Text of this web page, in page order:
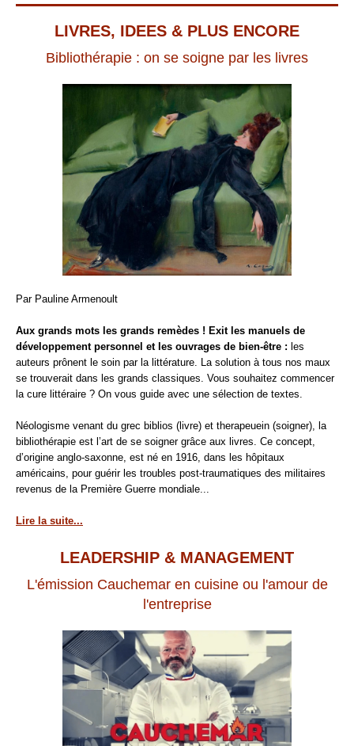
LIVRES, IDEES & PLUS ENCORE
Bibliothérapie : on se soigne par les livres
Par Pauline Armenoult
Aux grands mots les grands remèdes ! Exit les manuels de
développement personnel et les ouvrages de bien-être : les
auteurs prônent le soin par la littérature. La solution à tous nos maux
se trouverait dans les grands classiques. Vous souhaitez commencer
la cure littéraire ? On vous guide avec une sélection de textes.
Néologisme venant du grec biblios (livre) et therapeuein (soigner), la
bibliothérapie est l’art de se soigner grâce aux livres. Ce concept,
d’origine anglo-saxonne, est né en 1916, dans les hôpitaux
américains, pour guérir les troubles post-traumatiques des militaires
revenus de la Première Guerre mondiale...
Lire la suite...
LEADERSHIP & MANAGEMENT
L'émission Cauchemar en cuisine ou l'amour de
l'entreprise